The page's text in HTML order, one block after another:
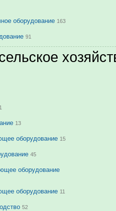
оборудование 163
91
13
оборудование 15
45
оборудование
оборудование 11
52